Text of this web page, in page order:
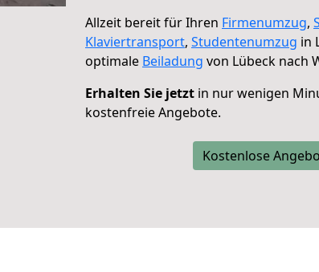
Allzeit bereit für Ihren Firmenumzug,
Klaviertransport, Studentenumzug in
optimale Beiladung von Lübeck nach
Erhalten Sie jetzt in nur wenigen
kostenfreie Angebote.
Kostenlose